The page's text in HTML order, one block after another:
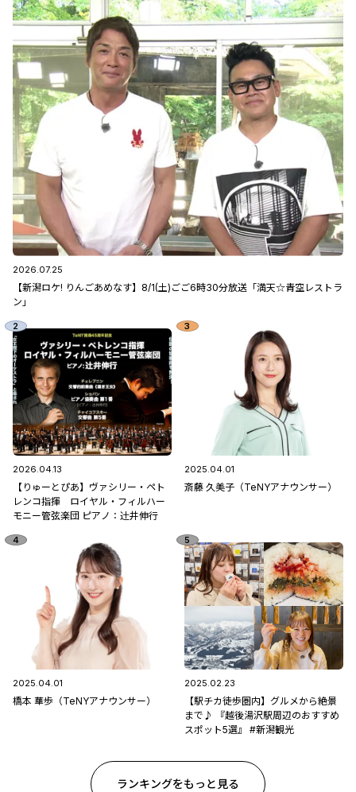
2026.07.25
【新潟ロケ! りんごあめなす】8/1(土)ごご6時30分放送「満天☆青空レストラ
ン」
2026.04.13
【りゅーとぴあ】ヴァシリー・ペト
レンコ指揮 ロイヤル・フィルハー
モニー管弦楽団 ピアノ：辻󠄀井伸行
2025.04.01
斎藤 久美子（TeNYアナウンサー）
2025.04.01
橋本 華歩（TeNYアナウンサー）
2025.02.23
【駅チカ徒歩圏内】グルメから絶景
まで♪ 『越後湯沢駅周辺のおすすめ
スポット5選』 #新潟観光
ランキングをもっと見る